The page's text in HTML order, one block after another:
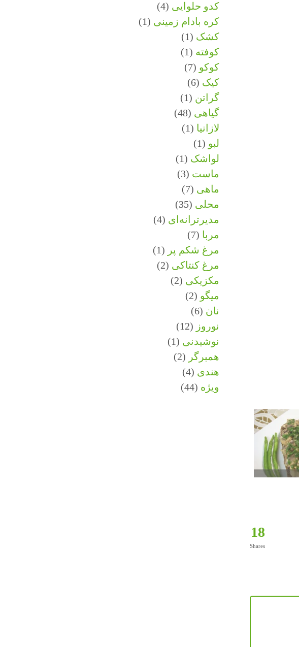
18
Shares
کدو حلوایی (4)
کره بادام زمینی (1)
کشک (1)
کوفته (1)
کوکو (7)
کیک (6)
گراتن (1)
گیاهی (48)
لازانیا (1)
لبو (1)
لواشک (1)
ماست (3)
ماهی (7)
محلی (35)
مدیرترانه‌ای (4)
مربا (7)
مرغ شکم پر (1)
مرغ کنتاکی (2)
مکزیکی (2)
میگو (2)
نان (6)
نوروز (12)
نوشیدنی (1)
همبرگر (2)
هندی (4)
ویژه (44)